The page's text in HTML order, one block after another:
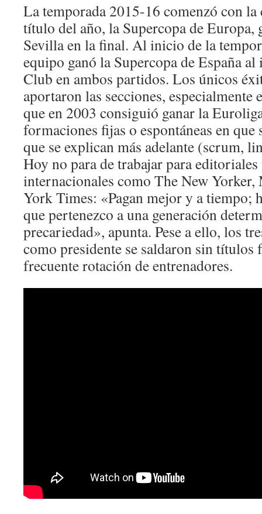
La temporada 2015-16 comenzó con
título del año, la Supercopa de Europa,
Sevilla en la final. Al inicio de la
equipo ganó la Supercopa de España
Club en ambos partidos. Los únicos
aportaron las secciones, especialmente
que en 2003 consiguió ganar la
formaciones fijas o espontáneas en que
que se explican más adelante (scrum,
Hoy no para de trabajar para
internacionales como The New
York Times: «Pagan mejor y a tiempo;
que pertenezco a una generación
precariedad», apunta. Pese a ello, los
como presidente se saldaron sin
frecuente rotación de entrenadores.